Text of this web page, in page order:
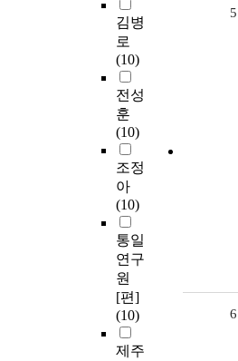
김병
로
(10)
전성
훈
(10)
조정
아
(10)
통일
연구
원
[편]
(10)
제주
5
6